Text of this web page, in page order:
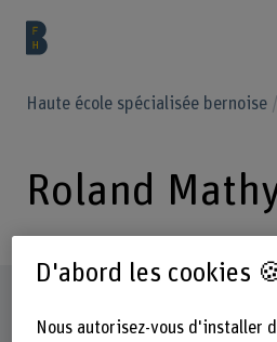
Haute école spécialisée bernoise
Roland
D'abord les cookies
Nous autorisez-vous d'installer